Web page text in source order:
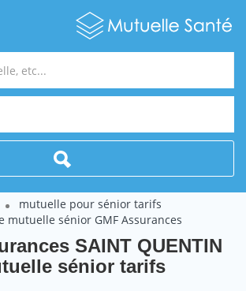
mutuelle pour sénior tarifs
mutuelle sénior GMF Assurances
SAINT QUENTIN
sénior tarifs